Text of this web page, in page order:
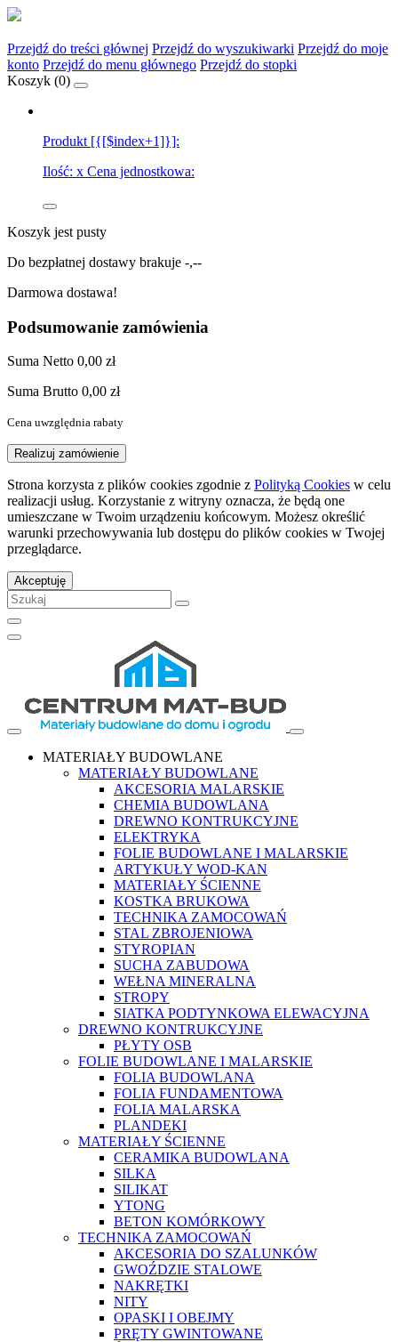
Przejdź do treści głównej Przejdź do wyszukiwarki Przejdź do moje
konto Przejdź do menu głównego Przejdź do stopki
Koszyk (0)
Produkt [{[$index+1]}]:
Ilość: x Cena jednostkowa:
Koszyk jest pusty
Do bezpłatnej dostawy brakuje -,--
Darmowa dostawa!
Podsumowanie zamówienia
Suma Netto 0,00 zł
Suma Brutto 0,00 zł
Cena uwzględnia rabaty
Realizuj zamówienie
Strona korzysta z plików cookies zgodnie z Polityką Cookies w celu
realizacji usług. Korzystanie z witryny oznacza, że będą one
umieszczane w Twoim urządzeniu końcowym. Możesz określić
warunki przechowywania lub dostępu do plików cookies w Twojej
przeglądarce.
Akceptuję
MATERIAŁY BUDOWLANE
MATERIAŁY BUDOWLANE
AKCESORIA MALARSKIE
CHEMIA BUDOWLANA
DREWNO KONTRUKCYJNE
ELEKTRYKA
FOLIE BUDOWLANE I MALARSKIE
ARTYKUŁY WOD-KAN
MATERIAŁY ŚCIENNE
KOSTKA BRUKOWA
TECHNIKA ZAMOCOWAŃ
STAL ZBROJENIOWA
STYROPIAN
SUCHA ZABUDOWA
WEŁNA MINERALNA
STROPY
SIATKA PODTYNKOWA ELEWACYJNA
DREWNO KONTRUKCYJNE
PŁYTY OSB
FOLIE BUDOWLANE I MALARSKIE
FOLIA BUDOWLANA
FOLIA FUNDAMENTOWA
FOLIA MALARSKA
PLANDEKI
MATERIAŁY ŚCIENNE
CERAMIKA BUDOWLANA
SILKA
SILIKAT
YTONG
BETON KOMÓRKOWY
TECHNIKA ZAMOCOWAŃ
AKCESORIA DO SZALUNKÓW
GWOŹDZIE STALOWE
NAKRĘTKI
NITY
OPASKI I OBEJMY
PRĘTY GWINTOWANE